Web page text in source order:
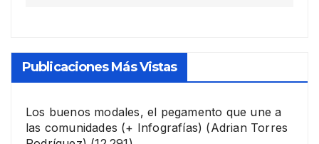
Publicaciones Más Vistas
Los buenos modales, el pegamento que une a
las comunidades (+ Infografías) (Adrian Torres